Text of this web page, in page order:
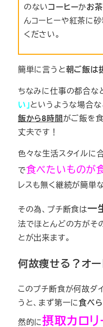
のないコーヒーかお茶
んコーヒーや紅茶に
ください。
簡単に言うと朝ご飯は
ちなみに仕事の都合な
い」というような場合
飯から8時間がご飯を
丈夫です！
色々な生活スタイルに
で食べたいものが
レスも無く継続が簡単
その為、プチ断食は一
法でほとんどの方がそ
とが出来ます。
何故痩せる？オー
このプチ断食が何故ダ
うと、まず第一に食べ
然的に摂取カロ